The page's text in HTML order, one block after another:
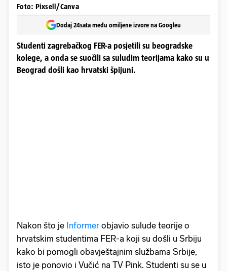
Foto: Pixsell/Canva
Dodaj 24sata među omiljene izvore na Googleu
Studenti zagrebačkog FER-a posjetili su beogradske
kolege, a onda se suočili sa suludim teorijama kako su u
Beograd došli kao hrvatski špijuni.
Nakon što je Informer objavio sulude teorije o
hrvatskim studentima FER-a koji su došli u Srbiju
kako bi pomogli obavještajnim službama Srbije,
isto je ponovio i Vučić na TV Pink. Studenti su se u